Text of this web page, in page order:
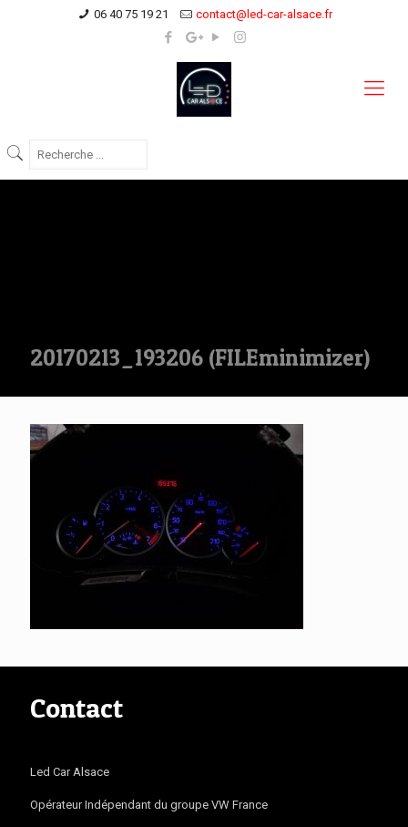
06 40 75 19 21 contact@led-car-alsace.fr
20170213_193206 (FILEminimizer)
Contact
Led Car Alsace
Opérateur Indépendant du groupe VW France